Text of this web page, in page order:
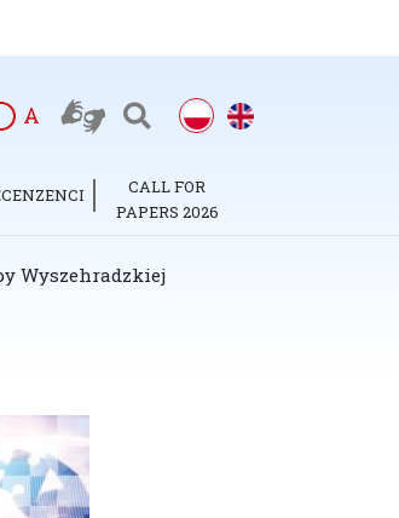
A
CALL FOR
PAPERS 2026
Wyszehradzkiej